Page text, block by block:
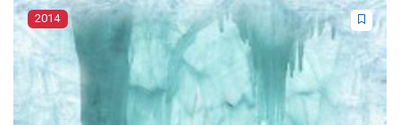
2014